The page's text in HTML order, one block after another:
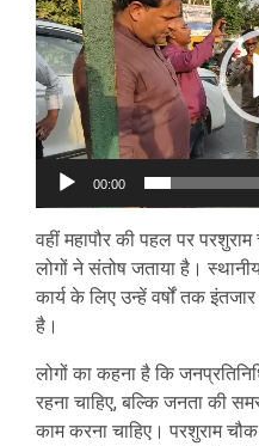
00:00
वहीं महापौर की पहल पर
लोगों ने संतोष जताया है।
कार्य के लिए उन्हें वर्षों तक
है।
लोगों का कहना है कि
रहना चाहिए, बल्कि जनता की
काम करना चाहिए। परशुराम